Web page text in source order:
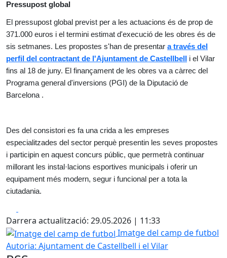
Pressupost global
El pressupost global previst per a les actuacions és de prop de
371.000 euros i el termini estimat d'execució de les obres és de
sis setmanes. Les propostes s'han de presentar a través del
perfil del contractant de l'Ajuntament de Castellbell
i el Vilar
fins al 18 de juny. El finançament de les obres va a càrrec del
Programa general d'inversions (PGI) de la Diputació de
Barcelona .
Des del consistori es fa una crida a les empreses
especialitzades del sector perquè presentin les seves propostes
i participin en aquest concurs públic, que permetrà continuar
millorant les instal·lacions esportives municipals i oferir un
equipament més modern, segur i funcional per a tota la
ciutadania.
Darrera actualització: 29.05.2026 | 11:33
Imatge del camp de futbol
Imatge del camp de futbol
Autoria: Ajuntament de Castellbell i el Vilar